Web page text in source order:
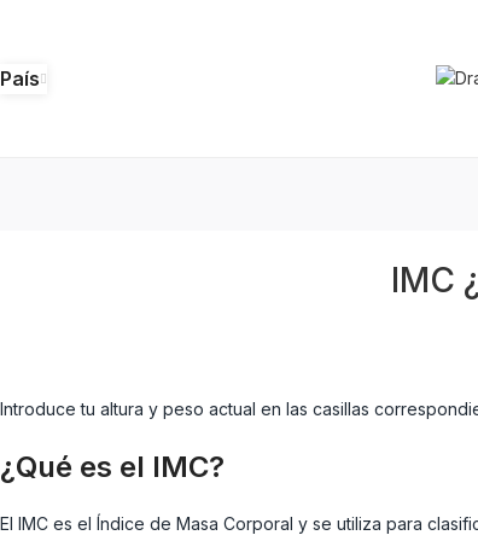
País
IMC
Introduce tu altura y peso actual en las casillas
¿Qué es el IMC?
El IMC es el Índice de Masa Corporal y se utiliza para